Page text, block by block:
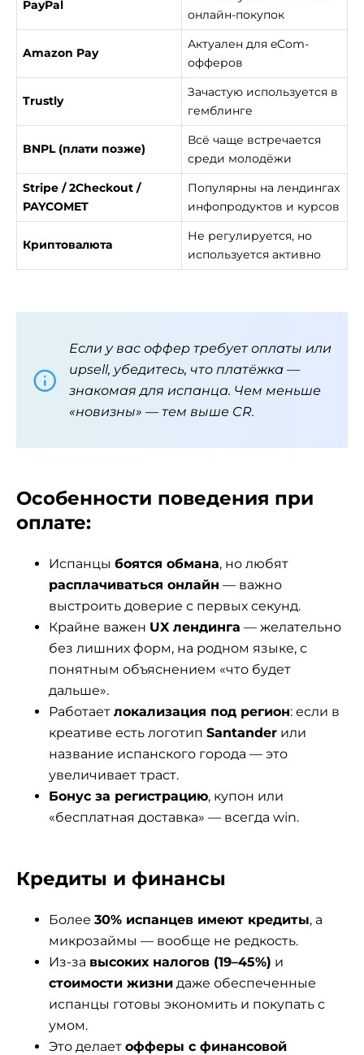
PayPal
онлайн-покупок
Amazon Pay
Актуален для eCom-
офферов
Trustly
Зачастую используется в
гемблинге
BNPL (плати позже)
Всё чаще встречается
среди молодёжи
Stripe / 2Checkout /
PAYCOMET
Популярны на лендингах
инфопродуктов и курсов
Криптовалюта
Не регулируется, но
используется активно
Если у вас оффер требует оплаты или
upsell, убедитесь, что платёжка —
знакомая для испанца. Чем меньше
«новизны» — тем выше CR.
Особенности поведения при
оплате:
Испанцы боятся обмана, но любят
расплачиваться онлайн — важно
выстроить доверие с первых секунд.
Крайне важен UX лендинга — желательно
без лишних форм, на родном языке, с
понятным объяснением «что будет
дальше».
Работает локализация под регион: если в
креативе есть логотип Santander или
название испанского города — это
увеличивает траст.
Бонус за регистрацию, купон или
«бесплатная доставка» — всегда win.
Кредиты и финансы
Более 30% испанцев имеют кредиты, а
микрозаймы — вообще не редкость.
Из-за высоких налогов (19–45%) и
стоимости жизни даже обеспеченные
испанцы готовы экономить и покупать с
умом.
Это делает офферы с финансовой